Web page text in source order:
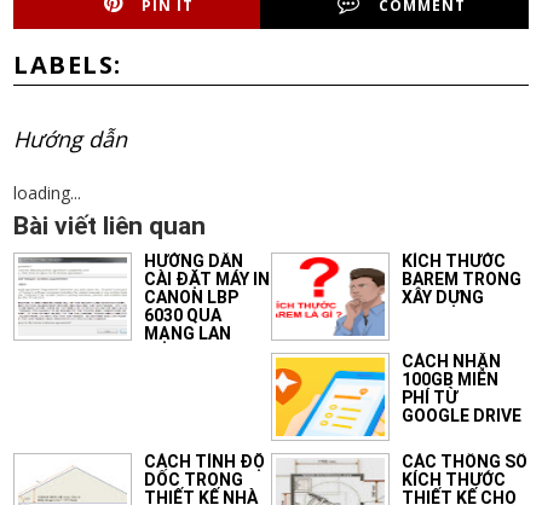
PIN IT COMMENT
LABELS:
Hướng dẫn
loading...
Bài viết liên quan
HƯỚNG DẪN
CÀI ĐẶT MÁY IN
CANON LBP
6030 QUA
MẠNG LAN
KÍCH THƯỚC
BAREM TRONG
XÂY DỰNG
CÁCH NHẬN
100GB MIỄN
PHÍ TỪ
GOOGLE DRIVE
CÁCH TÍNH ĐỘ
DỐC TRONG
THIẾT KẾ NHÀ
CÁC THÔNG SỐ
KÍCH THƯỚC
THIẾT KẾ CHO